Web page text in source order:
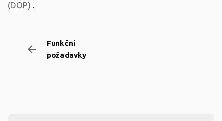
Funkční
požadavky
arrow_backward
(DOP) .